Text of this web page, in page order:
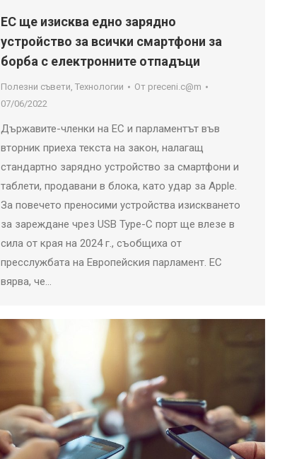
ЕС ще изисква едно зарядно
устройство за всички смартфони за
борба с електронните отпадъци
Полезни съвети Технологии От preceni.c@m
07/06/2022
Държавите-членки на ЕС и парламентът във
вторник приеха текста на закон, налагащ
стандартно зарядно устройство за смартфони и
таблети, продавани в блока, като удар за Apple.
За повечето преносими устройства изискването
за зареждане чрез USB Type-C порт ще влезе в
сила от края на 2024 г., съобщиха от
пресслужбата на Европейския парламент. ЕС
вярва, че…